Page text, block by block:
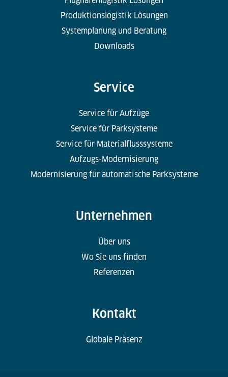
Produktionslogistik Lösungen
Systemplanung und Beratung
Downloads
Service
Service für Aufzüge
Service für Parksysteme
Service für Materialflusssysteme
Aufzugs-Modernisierung
Modernisierung für automatische Parksysteme
Unternehmen
Über uns
Wo Sie uns finden
Referenzen
Kontakt
Globale Präsenz